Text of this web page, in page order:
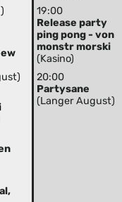
19:00
Release party
ping pong - von
monstr morski
(Kasino)
20:00
Partysane
(Langer August)